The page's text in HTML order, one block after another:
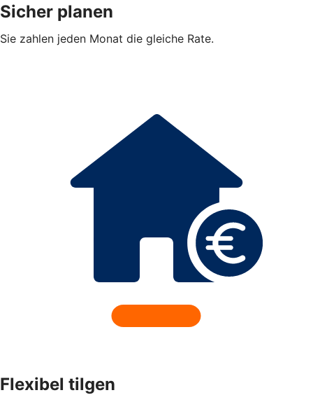
Sicher planen
Sie zahlen jeden Monat die gleiche Rate.
Flexibel tilgen